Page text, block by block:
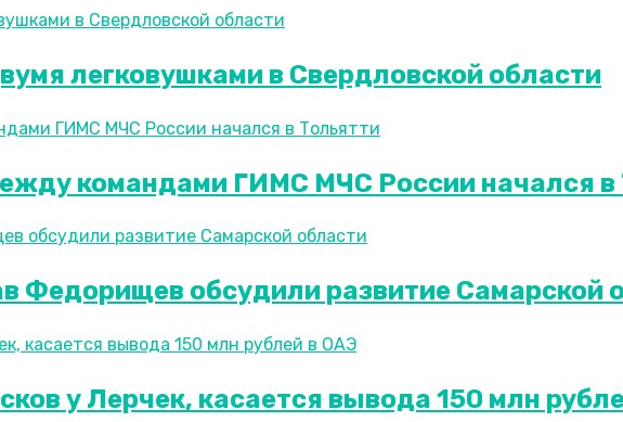
легковушками в Свердловской области
командами ГИМС МЧС России начался в
Федорищев обсудили развитие Самарской
у Лерчек, касается вывода 150 млн